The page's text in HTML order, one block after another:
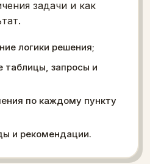
задачи и как
логики решения;
таблицы, запросы и
по каждому пункту
и рекомендации.